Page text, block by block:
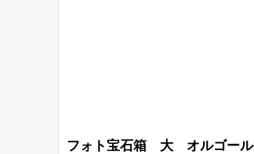
フォト宝石箱 大 オルゴール